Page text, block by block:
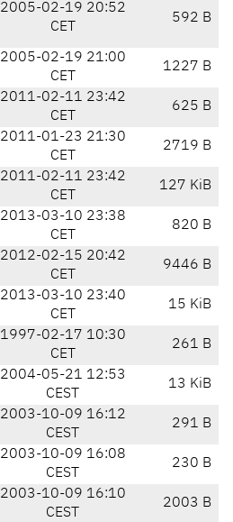
2005-02-19 20:52
CET
592 B
2005-02-19 21:00
CET
1227 B
2011-02-11 23:42
CET
625 B
2011-01-23 21:30
CET
2719 B
2011-02-11 23:42
CET
127 KiB
2013-03-10 23:38
CET
820 B
2012-02-15 20:42
CET
9446 B
2013-03-10 23:40
CET
15 KiB
1997-02-17 10:30
CET
261 B
2004-05-21 12:53
CEST
13 KiB
2003-10-09 16:12
CEST
291 B
2003-10-09 16:08
CEST
230 B
2003-10-09 16:10
CEST
2003 B